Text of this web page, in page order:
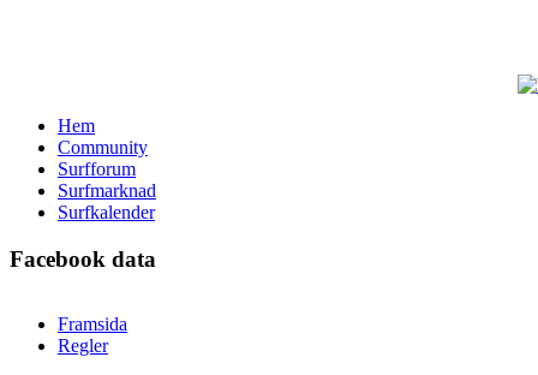
Hem
Community
Surfforum
Surfmarknad
Surfkalender
Facebook data
Framsida
Regler